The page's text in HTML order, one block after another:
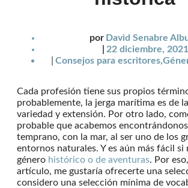
por David Senabre
22 diciembre, 2021
Consejos para escritores,
Cada profesión tiene sus propios
probablemente, la jerga marítima es de
variedad y extensión. Por otro lado,
probable que acabemos
temprano, con la mar, al ser uno de los
entornos naturales. Y es aún más fácil si
género histórico o de aventuras. Por
artículo, me gustaría ofrecerte una
considero una selección mínima de